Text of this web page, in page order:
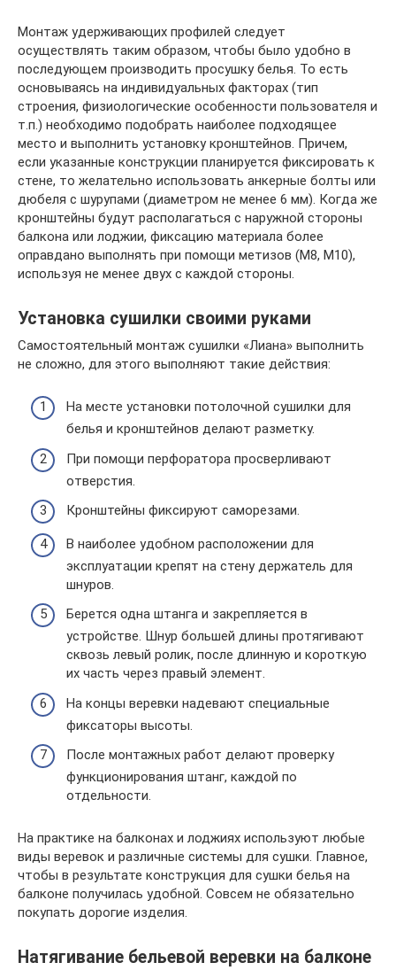
Монтаж удерживающих профилей следует
осуществлять таким образом, чтобы было удобно в
последующем производить просушку белья. То есть
основываясь на индивидуальных факторах (тип
строения, физиологические особенности пользователя и
т.п.) необходимо подобрать наиболее подходящее
место и выполнить установку кронштейнов. Причем,
если указанные конструкции планируется фиксировать к
стене, то желательно использовать анкерные болты или
дюбеля с шурупами (диаметром не менее 6 мм). Когда же
кронштейны будут располагаться с наружной стороны
балкона или лоджии, фиксацию материала более
оправдано выполнять при помощи метизов (М8, М10),
используя не менее двух с каждой стороны.
Установка сушилки своими руками
Самостоятельный монтаж сушилки «Лиана» выполнить
не сложно, для этого выполняют такие действия:
На месте установки потолочной сушилки для
белья и кронштейнов делают разметку.
При помощи перфоратора просверливают
отверстия.
Кронштейны фиксируют саморезами.
В наиболее удобном расположении для
эксплуатации крепят на стену держатель для
шнуров.
Берется одна штанга и закрепляется в
устройстве. Шнур большей длины протягивают
сквозь левый ролик, после длинную и короткую
их часть через правый элемент.
На концы веревки надевают специальные
фиксаторы высоты.
После монтажных работ делают проверку
функционирования штанг, каждой по
отдельности.
На практике на балконах и лоджиях используют любые
виды веревок и различные системы для сушки. Главное,
чтобы в результате конструкция для сушки белья на
балконе получилась удобной. Совсем не обязательно
покупать дорогие изделия.
Натягивание бельевой веревки на балконе